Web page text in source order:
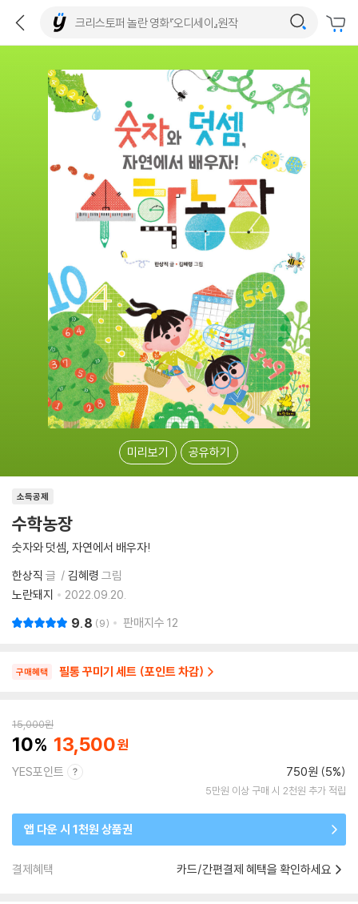
미리보기 공유하기
소득공제
수학농장
숫자와 덧셈, 자연에서 배우자!
한상직 글 김혜령 그림
노란돼지
2022.09.20.
9.8 9 판매지수 12
구매혜택 필통 꾸미기 세트 (포인트 차감)
15,000원
10 13,500
YES포인트 750원 (5%)
5만원 이상 구매 시 2천원 추가 적립
앱 다운 시 1천원 상품권
결제혜택 카드/간편결제 혜택을 확인하세요